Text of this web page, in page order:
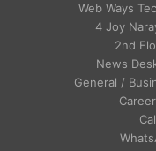
Web Ways
4 Joy
2nd
News
General /